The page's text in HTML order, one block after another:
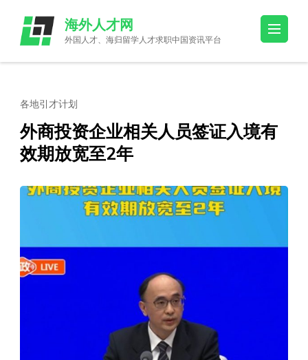
content
(Press
海外人才网
外国人才、海归留学人才求职中国资讯平台
各地引才计划
外商投资企业相关人员签证入境有
效期放宽至2年